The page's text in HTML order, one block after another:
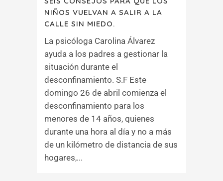
NIÑOS VUELVAN A SALIR A LA
CALLE SIN MIEDO.
La psicóloga Carolina Álvarez
ayuda a los padres a gestionar la
situación durante el
desconfinamiento. S.F Este
domingo 26 de abril comienza el
desconfinamiento para los
menores de 14 años, quienes
durante una hora al día y no a más
de un kilómetro de distancia de sus
hogares,...